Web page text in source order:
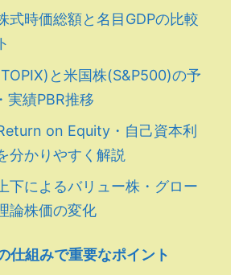
式時価総額と名目GDPの比較
と米国株(S&P500)の予
実績PBR推移
on Equity・自己資本利
分かりやすく解説
下によるバリュー株・グロー
論株価の変化
仕組みで重要なポイント